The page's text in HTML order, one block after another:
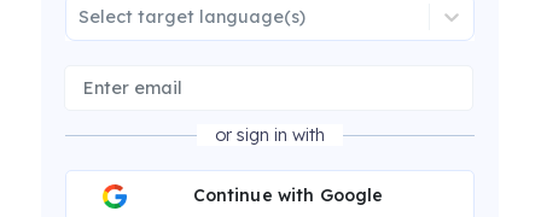
Select target language(s)
or sign in with
Continue with Google